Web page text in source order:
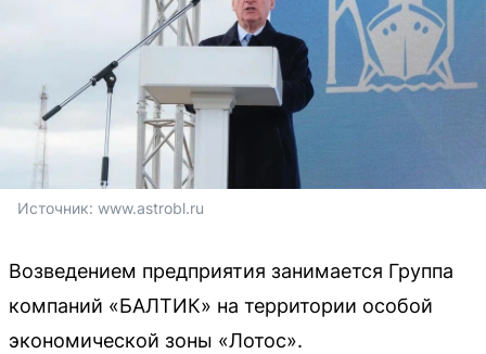
Источник: www.astrobl.ru
Возведением предприятия занимается Группа
компаний «БАЛТИК» на территории особой
экономической зоны «Лотос».